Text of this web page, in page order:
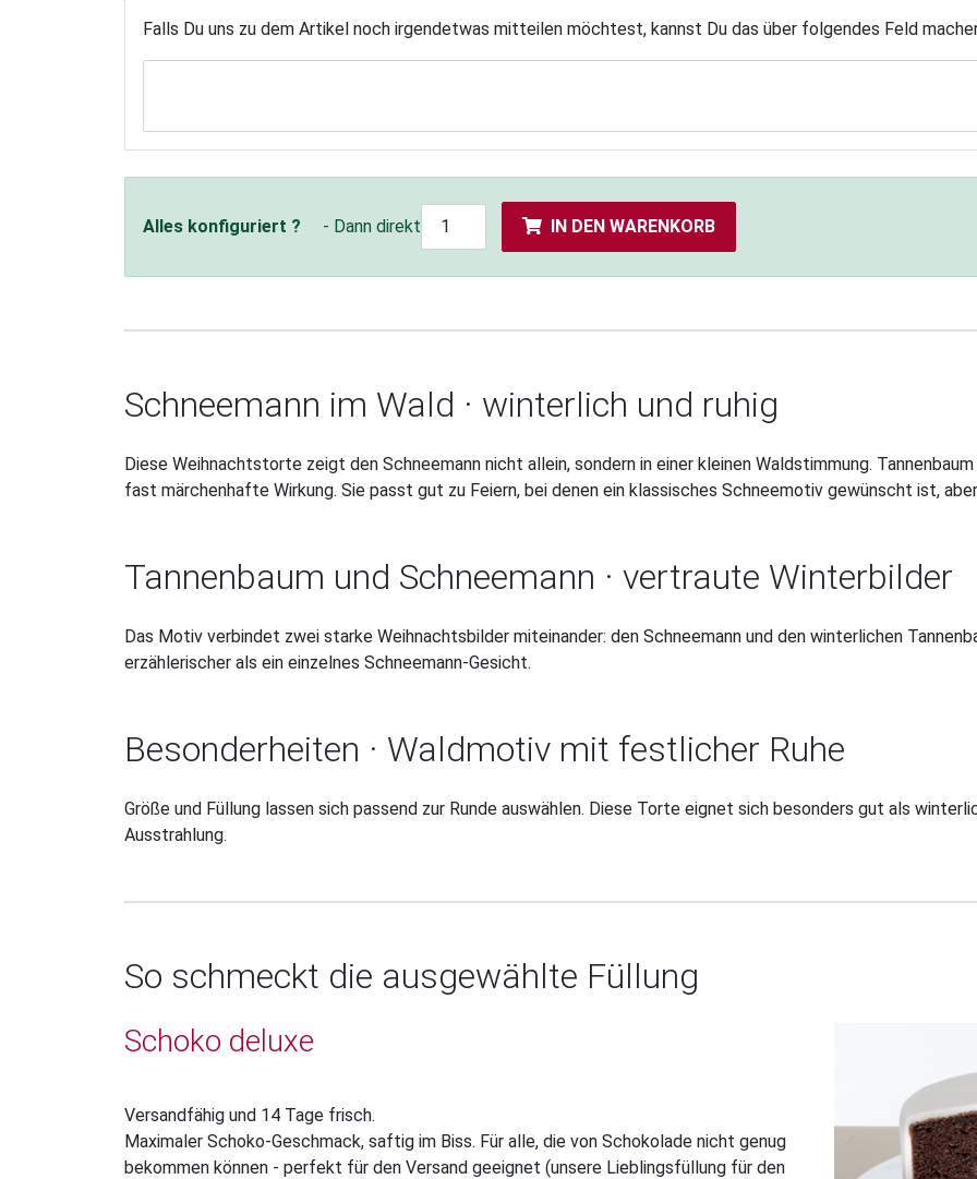
Falls Du uns zu dem Artikel noch irgendetwas mitteilen möchtest, kannst Du das über folgendes Feld
Alles konfiguriert ? - Dann direkt IN DEN WARENKORB
Schneemann im Wald · winterlich und ruhig
Diese Weihnachtstorte zeigt den Schneemann nicht allein, sondern in einer kleinen Waldstimmung.
fast märchenhafte Wirkung. Sie passt gut zu Feiern, bei denen ein klassisches Schneemotiv gewünscht ist,
Tannenbaum und Schneemann · vertraute Winterbilder
Das Motiv verbindet zwei starke Weihnachtsbilder miteinander: den Schneemann und den winterlichen
erzählerischer als ein einzelnes Schneemann-Gesicht.
Besonderheiten · Waldmotiv mit festlicher Ruhe
Größe und Füllung lassen sich passend zur Runde auswählen. Diese Torte eignet sich besonders gut als
Ausstrahlung.
So schmeckt die ausgewählte Füllung
Schoko deluxe
Versandfähig und 14 Tage frisch.
Maximaler Schoko-Geschmack, saftig im Biss. Für alle, die von Schokolade nicht genug
bekommen können - perfekt für den Versand geeignet (unsere Lieblingsfüllung für den